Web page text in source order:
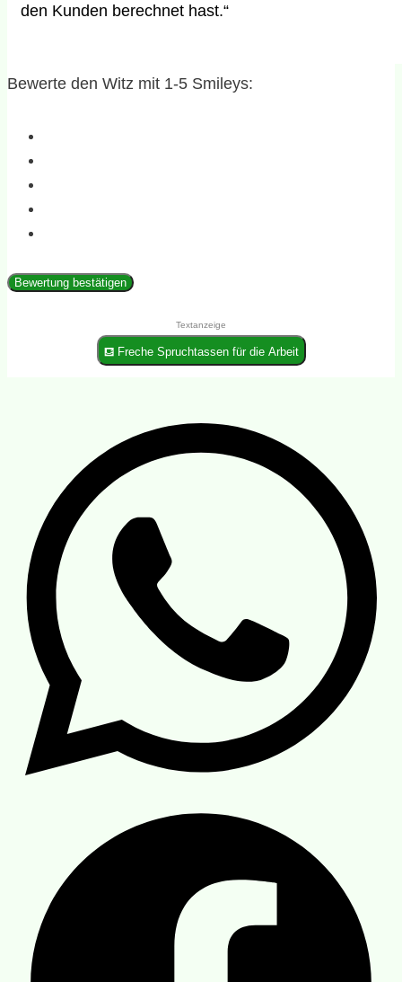
den Kunden berechnet hast.“
Bewerte den Witz mit 1-5 Smileys:
Bewertung bestätigen
Textanzeige
⛾ Freche Spruchtassen für die Arbeit